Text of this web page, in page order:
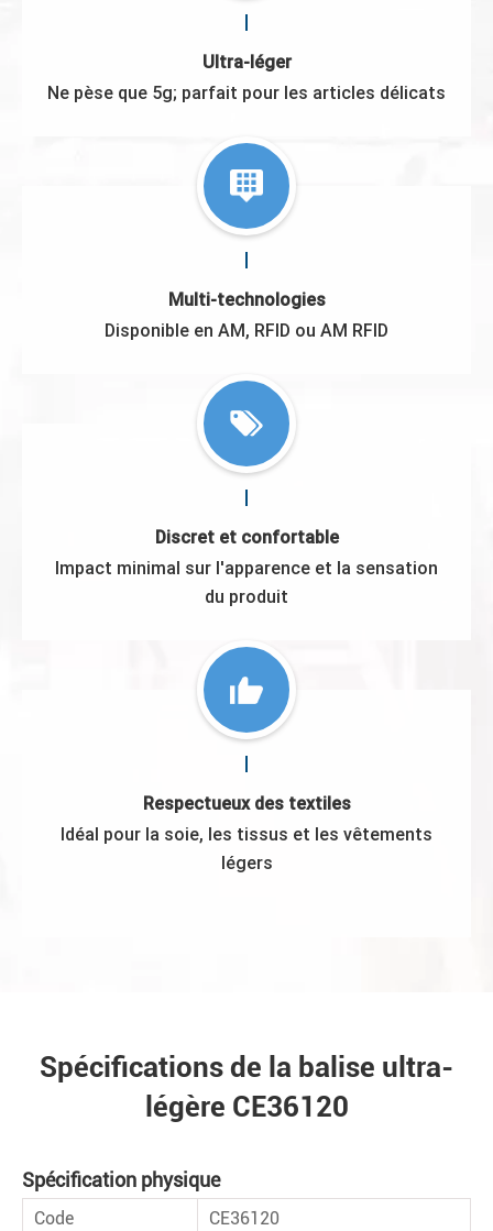
Ultra-léger
Ne pèse que 5g; parfait pour les articles délicats
Multi-technologies
Disponible en AM, RFID ou AM RFID
Discret et confortable
Impact minimal sur l'apparence et la sensation
du produit
Respectueux des textiles
Idéal pour la soie, les tissus et les vêtements
légers
Spécifications de la balise ultra-
légère CE36120
Spécification physique
Code
CE36120